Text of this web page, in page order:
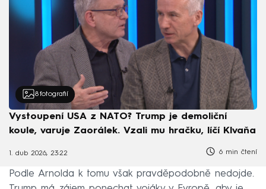
8 fotografií
Vystoupení USA z NATO? Trump je demoliční
koule, varuje Zaorálek. Vzali mu hračku, líčí Klvaňa
1. dub 2026, 23:22 6 min čtení
Podle Arnolda k tomu však pravděpodobně nedojde.